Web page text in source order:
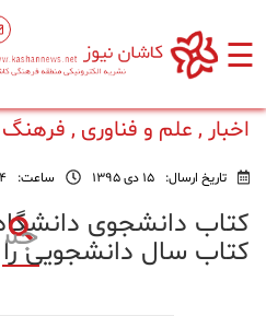
☰
اصلی
فرهنگ
اخبار , علم و فناوری ,
تاریخ ارسال: 15 دی 1395 ساعت:
کتاب دانشجوی
کتاب سال دانشجویی